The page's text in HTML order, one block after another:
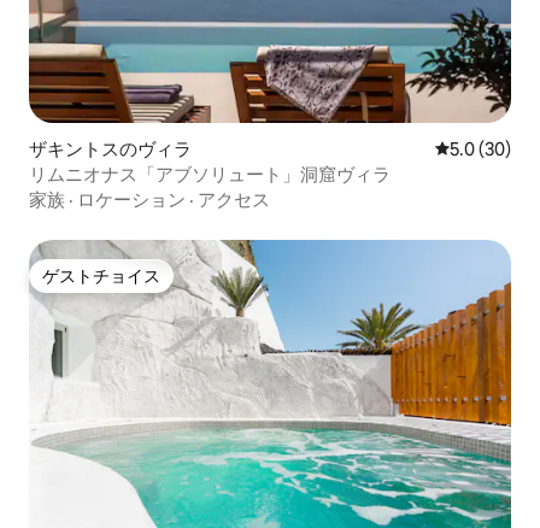
ザキントスのヴィラ レビュー30
5.0 (30)
リムニオナス「アブソリュート」洞窟ヴィラ
家族 · ロケーション · アクセス
ゲストチョイス
ゲストチョイス